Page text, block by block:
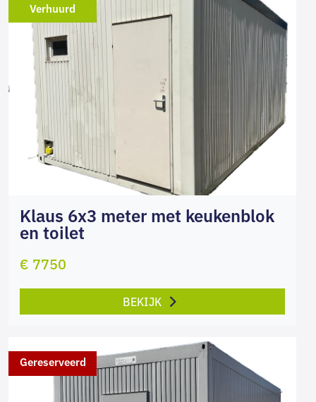
Verhuurd
Klaus 6x3 meter met keukenblok
en toilet
€ 7750
BEKIJK
Gereserveerd